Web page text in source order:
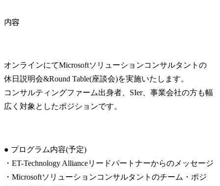
内容
オンラインにてMicrosoftソリューションコンサルタントの
休日説明会&Round Table(座談会)を実施いたします。
コンサルティングファーム出身者、SIer、事業会社の方も幅
広く対象としたポジションです。
● プログラム内容(予定)
・ET-Technology Allianceリードパートナーからのメッセージ
・Microsoftソリューションコンサルタントのチーム・ポジ